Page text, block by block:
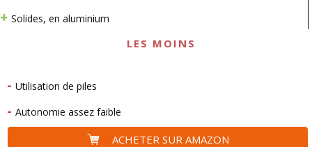
Solides, en aluminium
LES MOINS
Utilisation de piles
Autonomie assez faible
ACHETER SUR AMAZON